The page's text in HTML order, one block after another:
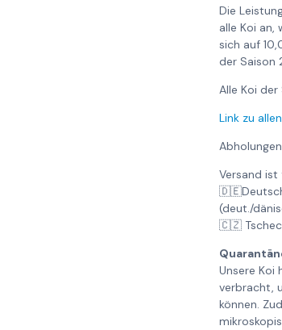
Die
alle Koi an,
sich auf
der Saison
Alle Koi
Link zu
Versand
(deut./
🇨🇿
Unsere Koi
verbracht,
können.